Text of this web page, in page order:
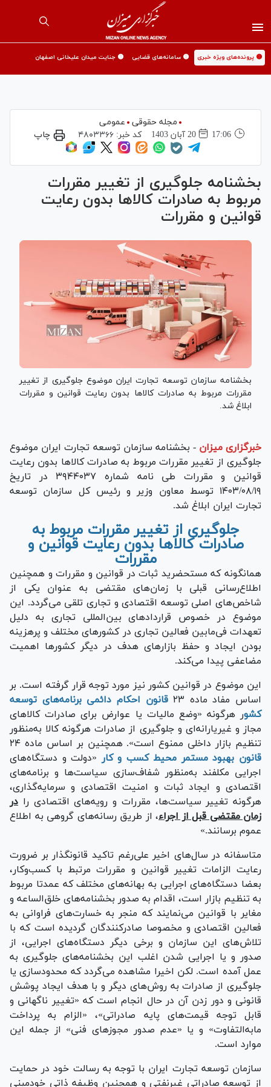
🟡 پرونده‌های ویژه خبری 🟡 سامانه‌های قضایی 🟡 جنایت میدان علیخانی اصفهان
مجله حقوقی
عمومی
17:06
20 آبان 1403 کد خبر: ۴۸۰۳۳۶۶ چاپ
بخشنامه جلوگیری از تغییر مقررات
مربوط به صادرات کالا‌ها بدون رعایت
قوانین و مقررات
بخشنامه سازمان توسعه تجارت ایران موضوع جلوگیری از تغییر
مقررات مربوط به صادرات کالا‌ها بدون رعایت قوانین و مقررات
ابلاغ شد.
خبرگزاری میزان - بخشنامه سازمان توسعه تجارت ایران موضوع
جلوگیری از تغییر مقررات مربوط به صادرات کالا‌ها بدون رعایت
قوانین و مقررات طی نامه شماره ۳۹۴۴۰۳۷ در تاریخ
۱۴۰۳/۰۸/۱۹ توسط معاون وزیر و رئیس کل سازمان توسعه
تجارت ایران ابلاغ شد.
جلوگیری از تغییر مقررات مربوط به
صادرات کالا‌ها بدون رعایت قوانین و
مقررات
همانگونه که مستحضرید ثبات در قوانین و مقررات و همچنین
اطلاع‌رسانی قبلی با زمان‌های مقتضی به عنوان یکی از
شاخص‌های اصلی توسعه اقتصادی و تجاری تلقی می‌گردد. این
موضوع در خصوص قرارداد‌های بین‌المللی تجاری به دلیل
تعهدات فی‌مابین فعالین تجاری در کشور‌های مختلف و پرهزینه
بودن ایجاد و حفظ بازار‌های هدف در دیگر کشور‌ها اهمیت
مضاعفی پیدا می‌کند.
این موضوع در قوانین کشور نیز مورد توجه قرار گرفته است. بر
اساس مفاد ماده ۲۳
قانون احکام دائمی برنامه‌های توسعه
کشور هرگونه «وضع مالیات یا عوارض برای صادرات کالا‌های
مجاز و غیریارانه‌ای و جلوگیری از صادرات هرگونه کالا به‌منظور
تنظیم بازار داخلی ممنوع است». همچنین بر اساس ماده ۲۴
قانون بهبود مستمر محیط کسب و کار «دولت و دستگاه‌های
اجرایی مکلفند به‌منظور شفاف‌سازی سیاست‌ها و برنامه‌های
اقتصادی و ایجاد ثبات و امنیت اقتصادی و سرمایه‌گذاری،
هرگونه تغییر سیاست‌ها، مقررات و رویه‌های اقتصادی را در
زمان مقتضی قبل از اجراء، از طریق رسانه‌های گروهی به اطلاع
عموم برسانند.»
متاسفانه در سال‌های اخیر علی‌رغم تاکید قانونگذار بر ضرورت
رعایت الزامات تغییر قوانین و مقررات مرتبط با کسب‌وکار،
بعضا دستگاه‌های اجرایی به بهانه‌های مختلف که عمدتا مربوط
به تنظیم بازار است، اقدام به صدور بخشنامه‌های خلق‌الساعه و
مغایر با قوانین می‌نمایند که منجر به خسارت‌های فراوانی به
فعالین اقتصادی و مخصوصا صادرکنندگان گردیده است که با
تلاش‌های این سازمان و برخی دیگر دستگاه‌های اجرایی، از
صدور و یا اجرایی شدن اغلب این بخشنامه‌های جلوگیری به
عمل آمده است. لکن اخیرا مشاهده می‌گردد که محدودسازی یا
جلوگیری از صادرات به روش‌های دیگر و با هدف ایجاد پوشش
قانونی و دور زدن آن در حال انجام است که «تغییر ناگهانی و
قابل توجه قیمت‌های پایه صادراتی»، «الزام به پرداخت
مابه‌التفاوت» و یا «عدم صدور مجوز‌های فنی» از جمله این
موارد است.
سازمان توسعه تجارت ایران با توجه به رسالت خود در حمایت
از توسعه صادراتی غیرنفتی و همچنین وظیفه ذاتی خودمبنی